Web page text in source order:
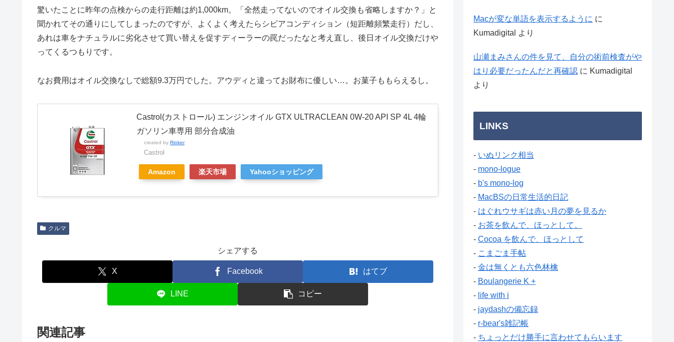
驚いたことに昨年の点検からの走行距離は約1,000km。「全然走ってないのでオイル交換も省略しますか？」と
聞かれてその通りにしてしまったのですが、よくよく考えたらシビアコンディション（短距離頻繁走行）だし、
あれは車をナチュラルに劣化させて買い替えを促すディーラーの罠だったなと考え直し、後日オイル交換だけや
ってくるつもりです。
なお費用はオイル交換なしで総額9.3万円でした。アウディと違ってお財布に優しい…。お菓子ももらえるし。
Castrol(カストロール) エンジンオイル GTX ULTRACLEAN 0W-20 API SP 4L 4輪
ガソリン車専用 部分合成油
created by Rinker
Castrol
Amazon 楽天市場 Yahooショッピング
クルマ
シェアする
X Facebook はてブ
LINE コピー
関連記事
Macが変な単語を表示するように に
Kumadigital
より
山瀬まみさんの件を見て、自分の術前検査がや
はり必要だったんだと再確認 に Kumadigital
より
LINKS
- いぬリンク相当
- mono-logue
- b's mono-log
- MacBSの日常生活的日記
- はぐれウサギは赤い月の夢を見るか
- お茶を飲んで、ほっとして。
- Cocoa を飲んで、ほっとして
- こまごま手帖
- 金は無くとも六色林檎
- Boulangerie K +
- life with i
- jaydashの備忘録
- r-bear's雑記帳
- ちょっとだけ勝手に言わせてもらいます